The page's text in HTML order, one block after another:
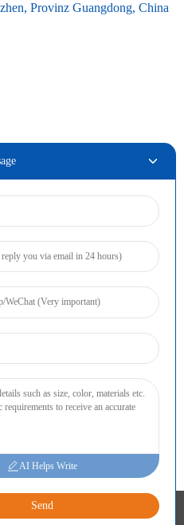
Provinz Guangdong, China
RECHTE VORBEHALTEN
RESOURCE
AI Helps Write
Send